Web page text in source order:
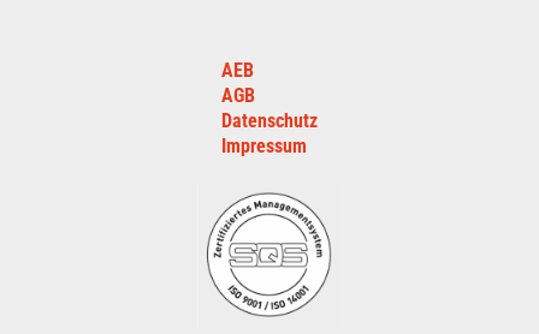
AEB
AGB
Datenschutz
Impressum